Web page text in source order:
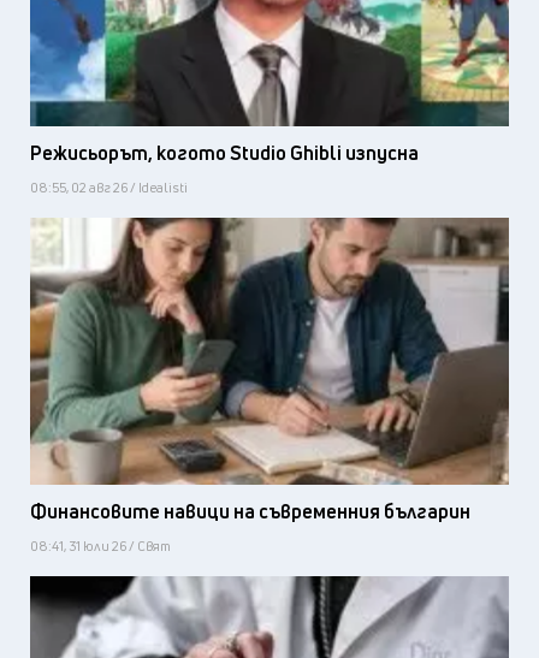
Режисьорът, когото Studio Ghibli изпусна
08:55, 02 авг 26 / Idealisti
Финансовите навици на съвременния българин
08:41, 31 юли 26 / Свят